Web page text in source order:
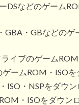
DSなどのゲーム
GBA・GBなどの
イブのゲーム
ームROM・ISO
ISO・NSPをダウ
・ISOをダウン